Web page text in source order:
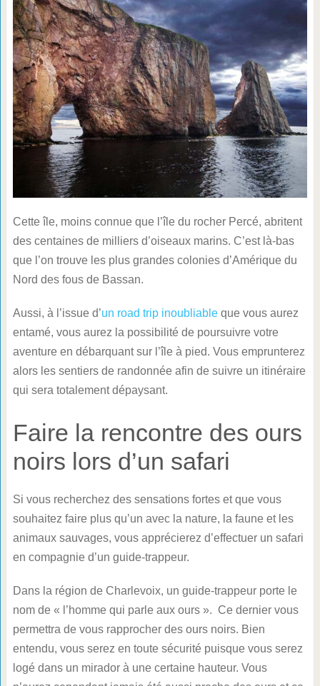
Cette île, moins connue que l’île du rocher Percé, abritent
des centaines de milliers d’oiseaux marins. C’est là-bas
que l’on trouve les plus grandes colonies d’Amérique du
Nord des fous de Bassan.
Aussi, à l’issue d’un road trip inoubliableque vous aurez
entamé, vous aurez la possibilité de poursuivre votre
aventure en débarquant sur l’île à pied. Vous emprunterez
alors les sentiers de randonnée afin de suivre un itinéraire
qui sera totalement dépaysant.
Faire la rencontre des ours
noirs lors d’un safari
Si vous recherchez des sensations fortes et que vous
souhaitez faire plus qu’un avec la nature, la faune et les
animaux sauvages, vous apprécierez d’effectuer un safari
en compagnie d’un guide-trappeur.
Dans la région de Charlevoix, un guide-trappeur porte le
nom de « l’homme qui parle aux ours ». Ce dernier vous
permettra de vous rapprocher des ours noirs. Bien
entendu, vous serez en toute sécurité puisque vous serez
logé dans un mirador à une certaine hauteur. Vous